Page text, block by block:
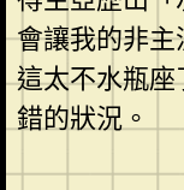
會讓我的非
這太不水瓶座
錯的狀況。